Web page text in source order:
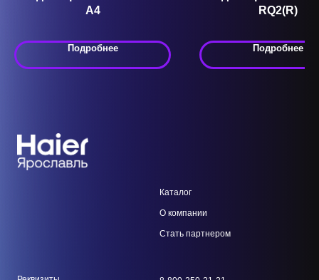
A4
Подробнее
RQ2(R)
Подробнее
Каталог
О компании
Стать партнером